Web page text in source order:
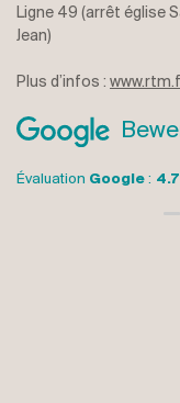
Ligne 49 (arrêt église
Jean)
Plus d’infos :
Évaluation Google : 4.7